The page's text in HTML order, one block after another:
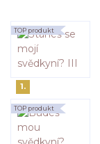
1.
TOP produkt
TOP produkt